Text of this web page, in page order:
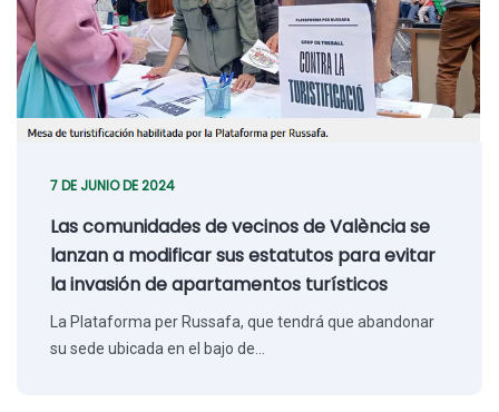
7 DE JUNIO DE 2024
Las comunidades de vecinos de València se
lanzan a modificar sus estatutos para evitar
la invasión de apartamentos turísticos
La Plataforma per Russafa, que tendrá que abandonar
su sede ubicada en el bajo de…